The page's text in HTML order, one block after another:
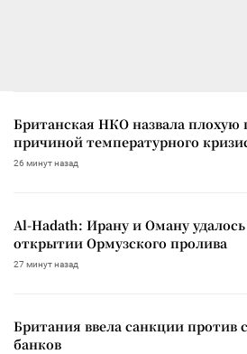
Британская НКО назвала плохую
причиной температурного
26 минут назад
Al-Hadath: Ирану и Оману
открытии Ормузского пролива
27 минут назад
Британия ввела санкции против
банков